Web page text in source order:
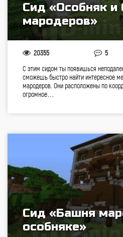
Сид «Особняк и
мародеров»
20355 5
С этим сидом ты появишься
сможешь быстро найти интересное
мародеров. Они расположены по
огромное…
Cид «Башня
особняке»